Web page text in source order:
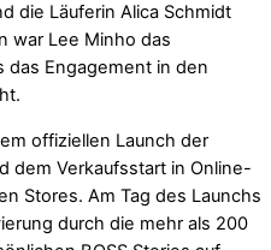
die Läuferin Alica Schmidt
war Lee Minho das
das Engagement in den
offiziellen Launch der
dem Verkaufsstart in Online-
Stores. Am Tag des Launchs
durch die mehr als 200